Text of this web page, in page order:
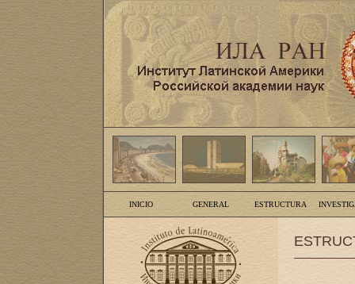
INICIO GENERAL ESTRUCTURA